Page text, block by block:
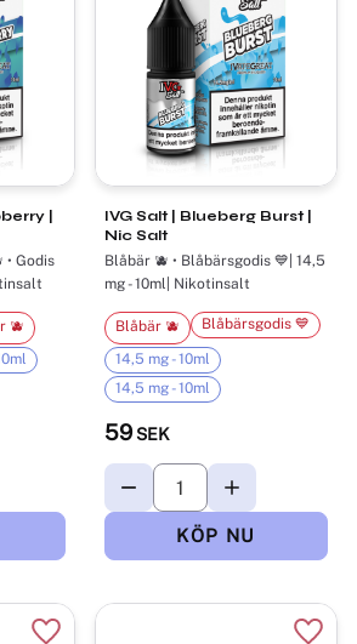
|
• Godis
🫐
IVG Salt | Blueberg Burst |
Nic Salt
Blåbär 🫐 • Blåbärsgodis 💙| 14,5
mg - 10ml| Nikotinsalt
59 SEK
Blåbär 🫐 Blåbärsgodis 💙
14,5 mg - 10ml
14,5 mg - 10ml